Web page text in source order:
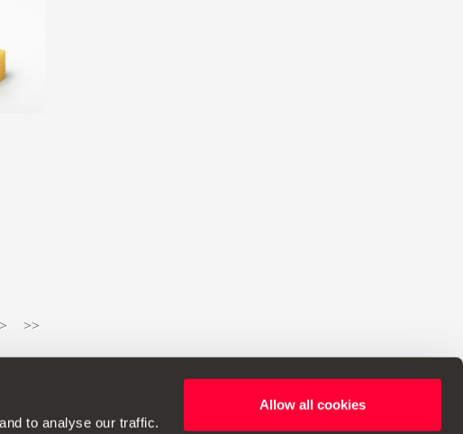
to analyse our traffic.
Allow all cookies
> >>
provádět změny ve specifikacích.